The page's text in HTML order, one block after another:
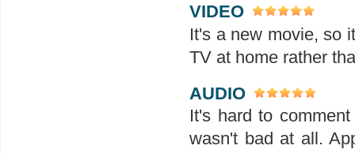
VIDEO
It's a new movie, so
TV at home rather
AUDIO
It's hard to
wasn't bad at all.